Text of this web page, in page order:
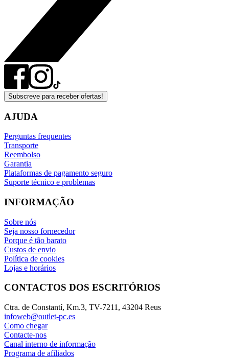
Subscreve para receber ofertas!
AJUDA
Perguntas frequentes
Transporte
Reembolso
Garantia
Plataformas de pagamento seguro
Suporte técnico e problemas
INFORMAÇÃO
Sobre nós
Seja nosso fornecedor
Porque é tão barato
Custos de envio
Política de cookies
Lojas e horários
CONTACTOS DOS ESCRITÓRIOS
Ctra. de Constantí, Km.3, TV-7211, 43204 Reus
infoweb@outlet-pc.es
Como chegar
Contacte-nos
Canal interno de informação
Programa de afiliados